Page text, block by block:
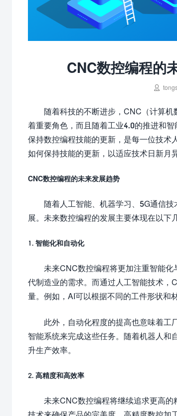
CNC数控编程的

随着科技的不断进步，CNC（计算
着重要角色，而且随着工业4.0的推进和
保持数控编程技能的更新，是每一位技术
如何保持技能的更新，以适应技术日新月
CNC数控编程的未来发展趋势
随着人工智能、机器学习、5G通信
展。未来数控编程的发展主要体现在以下
1. 智能化和自动化
未来CNC数控编程将更加注重智能
代制造业的需求。而通过人工智能技术，
量。例如，AI可以根据不同的工件形状和
此外，自动化程度的提高也意味着工
智能系统来完成这些任务。随着机器人和
升生产效率。
2. 高精度和高效率
未来CNC数控编程将继续追求更高